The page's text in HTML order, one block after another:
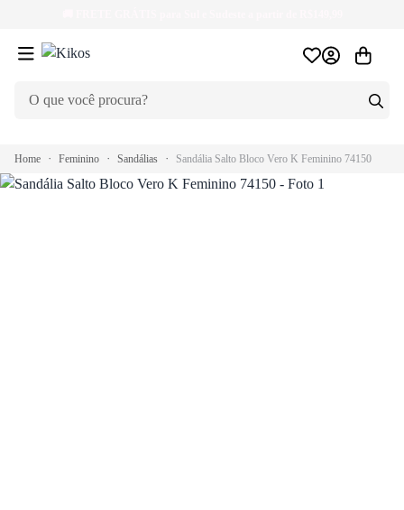
Home Feminino Sandálias Sandália Salto Bloco Vero K Feminino 74150